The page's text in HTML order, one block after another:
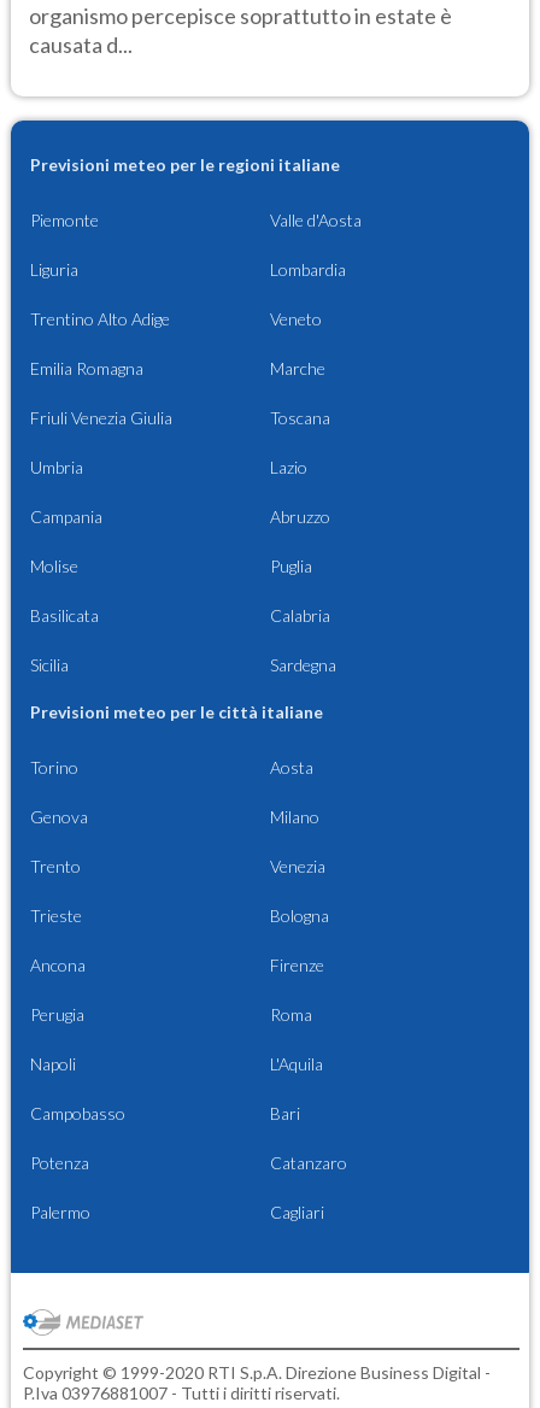
organismo percepisce soprattutto in estate è
causata d...
Previsioni meteo per le regioni italiane
Piemonte Valle d'Aosta
Liguria Lombardia
Trentino Alto Adige Veneto
Emilia Romagna Marche
Friuli Venezia Giulia Toscana
Umbria Lazio
Campania Abruzzo
Molise Puglia
Basilicata Calabria
Sicilia Sardegna
Previsioni meteo per le città italiane
Torino Aosta
Genova Milano
Trento Venezia
Trieste Bologna
Ancona Firenze
Perugia Roma
Napoli L'Aquila
Campobasso Bari
Potenza Catanzaro
Palermo Cagliari
Copyright © 1999-2020 RTI S.p.A. Direzione Business Digital -
P.Iva 03976881007 - Tutti i diritti riservati.